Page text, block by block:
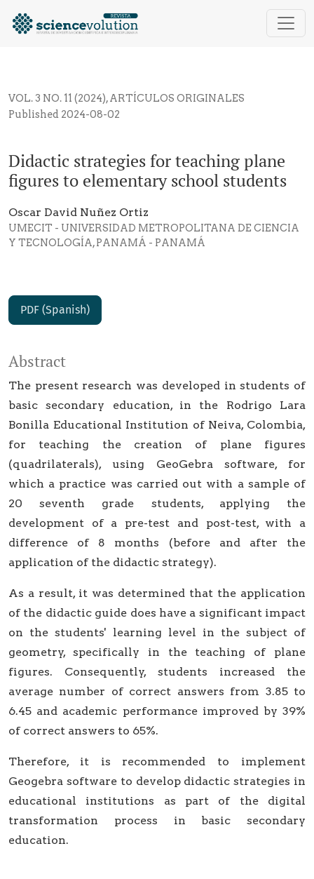
Didactic strategies for teaching plane figures to
VOL. 3 NO. 11 (2024),ARTÍCULOS ORIGINALES
Didactic strategies for teaching plane
figures to elementary school students
Published 2024-08-02
Oscar David Nuñez Ortiz
UMECIT - UNIVERSIDAD METROPOLITANA DE CIENCIA
Y TECNOLOGÍA, PANAMÁ - PANAMÁ
PDF (Spanish)
Abstract
The present research was developed in students of
basic secondary education, in the Rodrigo Lara
Bonilla Educational Institution of Neiva, Colombia,
for teaching the creation of plane figures
(quadrilaterals), using GeoGebra software, for
which a practice was carried out with a sample of
20 seventh grade students, applying the
development of a pre-test and post-test, with a
difference of 8 months (before and after the
application of the didactic strategy).
As a result, it was determined that the application
of the didactic guide does have a significant impact
on the students' learning level in the subject of
geometry, specifically in the teaching of plane
figures. Consequently, students increased the
average number of correct answers from 3.85 to
6.45 and academic performance improved by 39%
of correct answers to 65%.
Therefore, it is recommended to implement
Geogebra software to develop didactic strategies in
educational institutions as part of the digital
transformation process in basic secondary
education.